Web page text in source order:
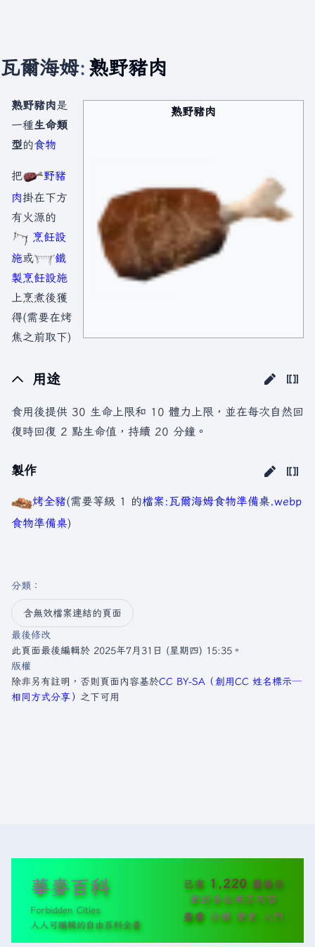
瓦爾海姆: 熟野豬肉
熟野豬肉
熟野豬肉是
一種生命類
型的食物
把
野豬
肉掛在下方
有火源的
烹飪設
施或
鐵
製烹飪設施
上烹煮後獲
得(需要在烤
焦之前取下)
用途
食用後提供 30 生命上限和 10 體力上限，並在每次自然回
復時回復 2 點生命值，持續 20 分鐘。
製作
烤全豬(需要等級 1 的檔案:瓦爾海姆食物準備桌.webp
食物準備桌)
分類 ：​
含無效檔案連結的頁面
最後修改
此頁面最後編輯於 2025年7月31日 (星期四) 15:35。
版權
除非另有註明，否則頁面內容基於CC BY-SA（創用CC 姓名標示─
相同方式分享） 之下可用
華麥百科
Forbidden Cities
人人可編輯的自由百科全書
已有 1,220 篇條目
歡迎各位完善內容
查看 分類 變更 入門